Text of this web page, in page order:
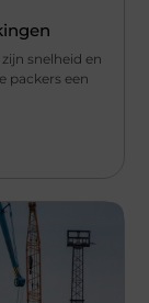
snelheid en
packers een